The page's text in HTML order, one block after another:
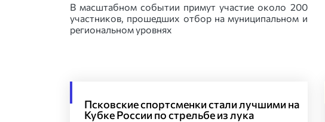
В масштабном событии примут участие около 200
участников, прошедших отбор на муниципальном и
региональном уровнях
Псковские спортсменки стали лучшими на
Кубке России по стрельбе из лука